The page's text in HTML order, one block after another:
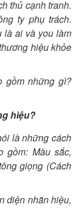
thủ cạnh tranh.
ty phụ trách.
là ai và you làm
hiệu khỏe
gồm những gì?
hiệu?
là những cách
gồm: Màu sắc,
giọng (Cách
diện nhãn hiệu,